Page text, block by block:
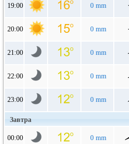
19:00 0 mm
20:00 0 mm
21:00 0 mm
22:00 0 mm
23:00 0 mm
Завтра
00:00 0 mm